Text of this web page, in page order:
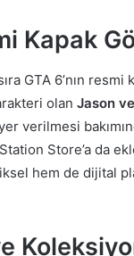
Kapak
GTA 6’nın
olan Jason
verilmesi
Store’a da
hem de dijital